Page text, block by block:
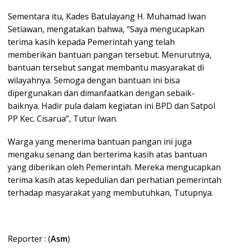
Sementara itu, Kades Batulayang H. Muhamad Iwan
Setiawan, mengatakan bahwa, “Saya mengucapkan
terima kasih kepada Pemerintah yang telah
memberikan bantuan pangan tersebut. Menurutnya,
bantuan tersebut sangat membantu masyarakat di
wilayahnya. Semoga dengan bantuan ini bisa
dipergunakan dan dimanfaatkan dengan sebaik-
baiknya. Hadir pula dalam kegiatan ini BPD dan Satpol
PP Kec. Cisarua”, Tutur Iwan.
Warga yang menerima bantuan pangan ini juga
mengaku senang dan berterima kasih atas bantuan
yang diberikan oleh Pemerintah. Mereka mengucapkan
terima kasih atas kepedulian dan perhatian pemerintah
terhadap masyarakat yang membutuhkan, Tutupnya.
Reporter : (Asm)